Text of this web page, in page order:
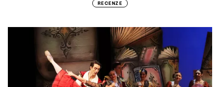
RECENZE